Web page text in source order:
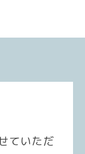
ていただ